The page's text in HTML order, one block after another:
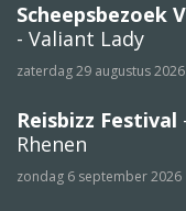
Scheepsbezoek
- Valiant Lady
zaterdag 29 augustus 2026
Reisbizz Festival
Rhenen
zondag 6 september 2026